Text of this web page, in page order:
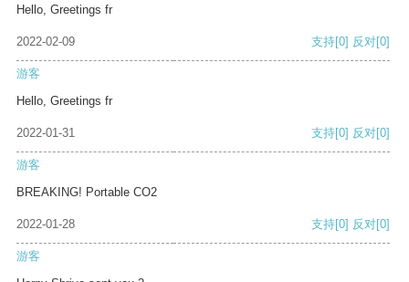
Hello, Greetings fr
2022-02-09 支持[0] 反对[0]
游客
Hello, Greetings fr
2022-01-31 支持[0] 反对[0]
游客
BREAKING! Portable CO2
2022-01-28 支持[0] 反对[0]
游客